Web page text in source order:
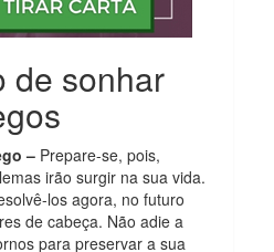
de sonhar
– Prepare-se, pois,
irão surgir na sua vida.
los agora, no futuro
de cabeça. Não adie a
para preservar a sua